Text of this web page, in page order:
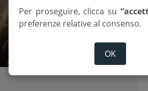
Per proseguire, clicca su
preferenze relative al consenso.
OK